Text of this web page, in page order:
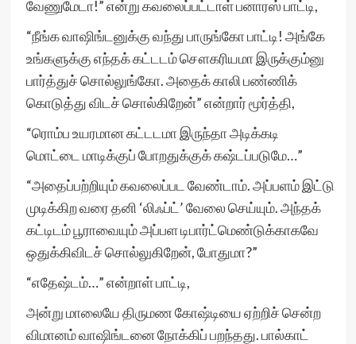
வேணுமேடா!” என்று கவலைப்பட்டாள் பனாரஸ் பாட்டி,
“நீங்க வாஷிங்டனுக்கு வந்து பாருங்கோ பாட்டி! அங்கே
உங்களுக்கு எந்தக் கட்டடம் சௌகரியமா இருக்கும்னு
பார்த்துச் சொல்லுங்கோ. அதைக் காலி பண்ணிக்
கொடுத்து விடச் சொல்கிறேன்” என்றார் மூர்த்தி,
“ரொம்ப உயரமான கட்டடமா இருந்தா அடிக்கடி
மொட்டை மாடிக்குப் போறதுக்குக் கஷ்டப்படுமே…”
“அதைப்பற்றியும் கவலைப்பட வேண்டாம். அப்பளம் இட்டு
முடிக்கிற வரை தனி ‘லிஃப்ட்’ வேலை செய்யும். அந்தக்
கட்டிடம் பூராவையும் அப்பள டிபார்ட்மெண்டுக்காகவே
ஒதுக்கிவிடச் சொல்லுகிறேன், போதுமா?”
“எதேஷ்டம்…” என்றாள் பாட்டி,
அன்று மாலையே திருமண கோஷ்டியை ஏற்றிச் சென்ற
விமானம் வாஷிங்டனை நோக்கிப் பறந்தது. பால்காட்